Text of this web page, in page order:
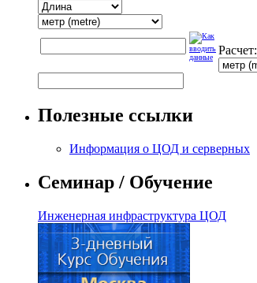
Расчет:
Полезные ссылки
Информация о ЦОД и серверных
Семинар / Обучение
Инженерная инфраструктура ЦОД